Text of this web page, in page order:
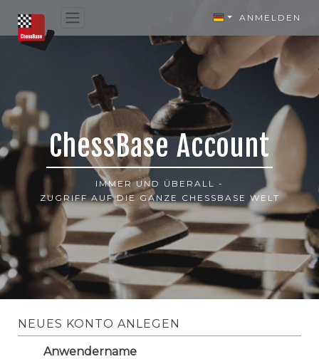
ANMELDEN
ChessBase Account
IMMER UND ÜBERALL -
ZUGRIFF AUF DIE GANZE CHESSBASE WELT
NEUES KONTO ANLEGEN
Anwendername